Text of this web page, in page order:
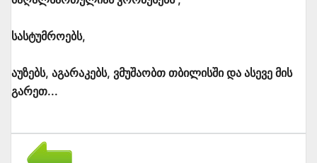
სასტუმროებს,
აუზებს, აგარაკებს, ვმუშაობთ თბილისში და ასევე მის
გარეთ...